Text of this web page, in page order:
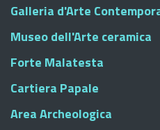
Galleria d'Arte
Museo dell'Arte ceramica
Forte Malatesta
Cartiera Papale
Area Archeologica